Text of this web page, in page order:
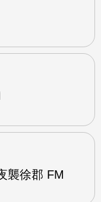
襲徐郡 FM